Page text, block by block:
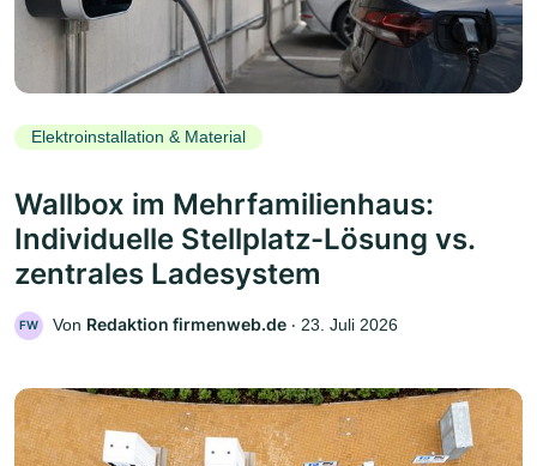
Elektroinstallation & Material
Wallbox im Mehrfamilienhaus:
Individuelle Stellplatz-Lösung vs.
zentrales Ladesystem
FW Von Redaktion firmenweb.de ‧ 23. Juli 2026